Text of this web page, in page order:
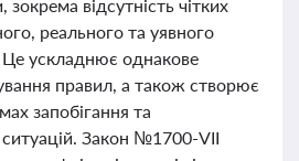
зокрема відсутність чітких
реального та уявного
Це ускладнює однакове
правил, а також створює
запобігання та
Закон №1700-VII